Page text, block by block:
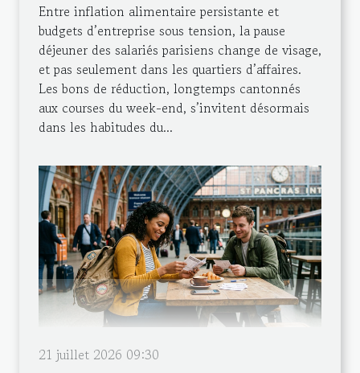
Entre inflation alimentaire persistante et
budgets d’entreprise sous tension, la pause
déjeuner des salariés parisiens change de visage,
et pas seulement dans les quartiers d’affaires.
Les bons de réduction, longtemps cantonnés
aux courses du week-end, s’invitent désormais
dans les habitudes du...
21 juillet 2026 09:30